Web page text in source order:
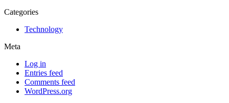
Categories
Technology
Meta
Log in
Entries feed
Comments feed
WordPress.org